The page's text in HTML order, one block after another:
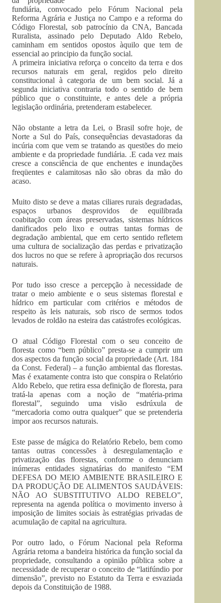
fundiária, convocado pelo Fórum Nacional pela
Reforma Agrária e Justiça no Campo e a reforma do
Código Florestal, sob patrocínio da CNA, Bancada
Ruralista, assinado pelo Deputado Aldo Rebelo,
caminham em sentidos opostos àquilo que tem de
essencial ao principio da função social.
A primeira iniciativa reforça o conceito da terra e dos
recursos naturais em geral, regidos pelo direito
constitucional à categoria de um bem social. Já a
segunda iniciativa contraria todo o sentido de bem
público que o constituinte, e antes dele a própria
legislação ordinária, pretenderam estabelecer.
Não obstante a letra da Lei, o Brasil sofre hoje, de
Norte a Sul do País, consequências devastadoras da
incúria com que vem se tratando as questões do meio
ambiente e da propriedade fundiária. .E cada vez mais
cresce a consciência de que enchentes e inundações
freqüentes e calamitosas não são obras da mão do
acaso.
Muito disto se deve a matas ciliares rurais degradadas,
espaços urbanos desprovidos de equilibrada
coabitação com áreas preservadas, sistemas hídricos
danificados pelo lixo e outras tantas formas de
degradação ambiental, que em certo sentido refletem
uma cultura de socialização das perdas e privatização
dos lucros no que se refere à apropriação dos recursos
naturais.
Por tudo isso cresce a percepção à necessidade de
tratar o meio ambiente e o seus sistemas florestal e
hídrico em particular com critérios e métodos de
respeito às leis naturais, sob risco de sermos todos
levados de roldão na esteira das catástrofes ecológicas.
O atual Código Florestal com o seu conceito de
floresta como “bem público” presta-se a cumprir um
dos aspectos da função social da propriedade (Art. 184
da Const. Federal) – a função ambiental das florestas.
Mas é exatamente contra isto que conspira o Relatório
Aldo Rebelo, que retira essa definição de floresta, para
tratá-la apenas com a noção de “matéria-prima
florestal”, seguindo uma visão esdrúxula de
“mercadoria como outra qualquer” que se pretenderia
impor aos recursos naturais.
Este passe de mágica do Relatório Rebelo, bem como
tantas outras concessões à desregulamentação e
privatização das florestas, conforme o denunciam
inúmeras entidades signatárias do manifesto “EM
DEFESA DO MEIO AMBIENTE BRASILEIRO E
DA PRODUÇÃO DE ALIMENTOS SAUDÁVEIS:
NÃO AO SUBSTITUTIVO ALDO REBELO”,
representa na agenda política o movimento inverso à
imposição de limites sociais às estratégias privadas de
acumulação de capital na agricultura.
Por outro lado, o Fórum Nacional pela Reforma
Agrária retoma a bandeira histórica da função social da
propriedade, consultando a opinião pública sobre a
necessidade de recuperar o conceito de “latifúndio por
dimensão”, previsto no Estatuto da Terra e esvaziada
depois da Constituição de 1988.